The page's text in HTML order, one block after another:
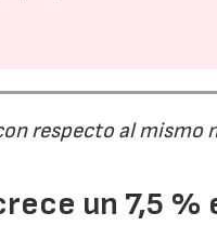
respecto al mismo
un 7,5 %